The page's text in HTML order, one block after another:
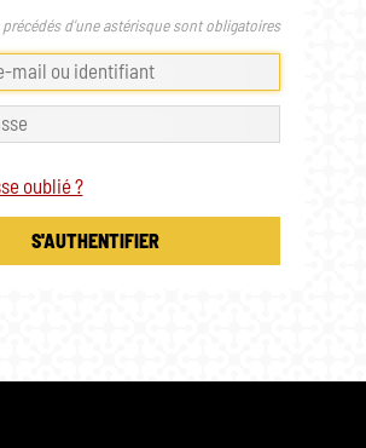
précédés d'une astérisque sont obligatoires
oublié ?
S'AUTHENTIFIER